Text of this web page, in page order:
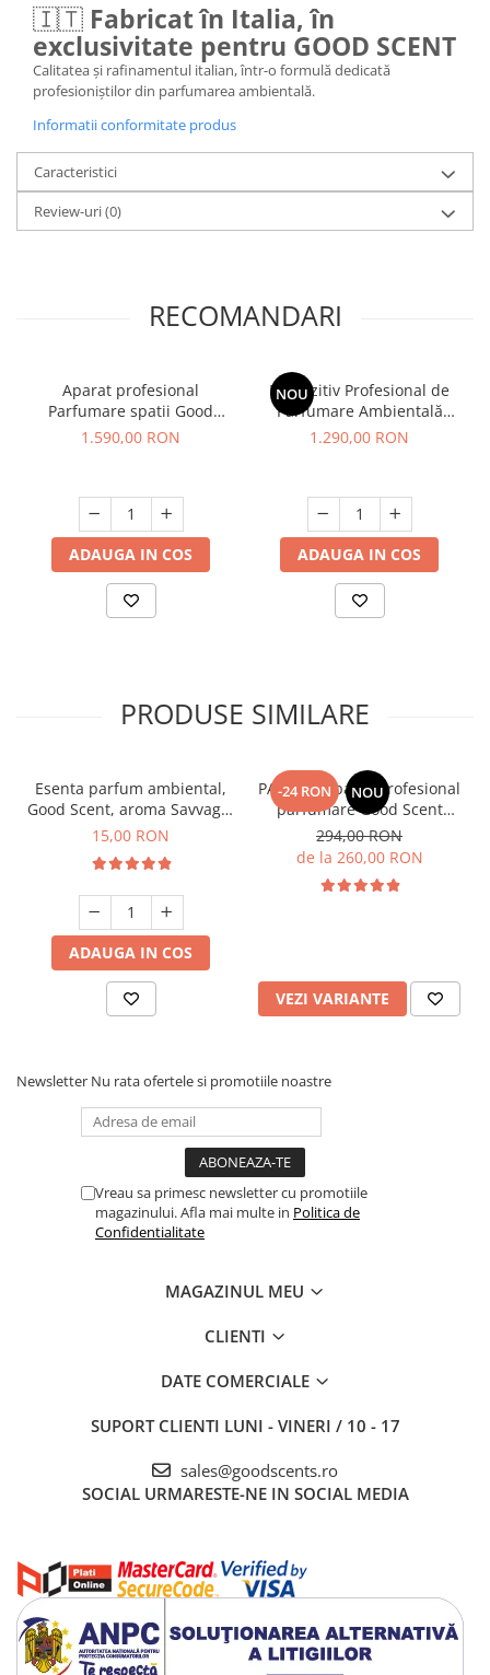
🇮🇹 Fabricat în Italia, în
exclusivitate pentru GOOD SCENT
Calitatea și rafinamentul italian, într-o formulă dedicată
profesioniștilor din parfumarea ambientală.
Informatii conformitate produs
Caracteristici
Review-uri(0)
RECOMANDARI
Aparat profesional
Parfumare spatii Good
Scent GS3000 Luxury,
1.590,00 RON
ADAUGA IN COS
NOU
Dispozitiv Profesional de
Parfumare Ambientală
GOOD SCENT Column 1200
1.290,00 RON
ADAUGA IN COS
PRODUSE SIMILARE
Esenta parfum ambiental,
Good Scent, aroma Savvage,
10 g
15,00 RON
ADAUGA IN COS
-24 RON NOU
PACHET: Aparat profesional
parfumare Good Scent
Aroma Car Diffuser, cu
baterie interna, negru si 5
rezerve incluse
294,00 RON
de la 260,00 RON
VEZI VARIANTE
Newsletter Nu rata ofertele si promotiile noastre
Vreau sa primesc newsletter cu promotiile
magazinului. Afla mai multe in Politica de
Confidentialitate
MAGAZINUL MEU
CLIENTI
DATE COMERCIALE
SUPORT CLIENTI LUNI - VINERI / 10 - 17
sales@goodscents.ro
SOCIAL URMARESTE-NE IN SOCIAL MEDIA